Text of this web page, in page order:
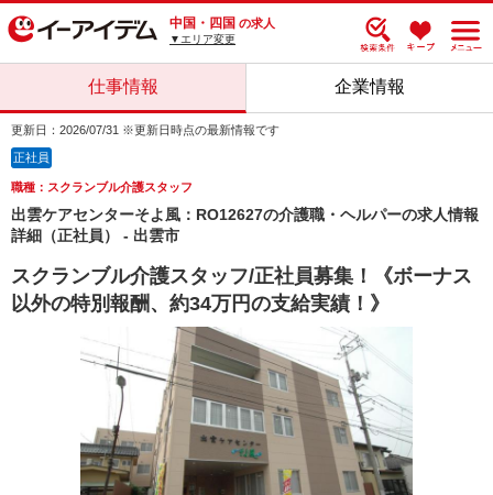
中国・四国 の求人
▼エリア変更
仕事情報 企業情報
更新日：2026/07/31 ※更新日時点の最新情報です
正社員
職種：スクランブル介護スタッフ
出雲ケアセンターそよ風：RO12627の介護職・ヘルパーの求人情報
詳細（正社員） - 出雲市
スクランブル介護スタッフ/正社員募集！《ボーナス
以外の特別報酬、約34万円の支給実績！》